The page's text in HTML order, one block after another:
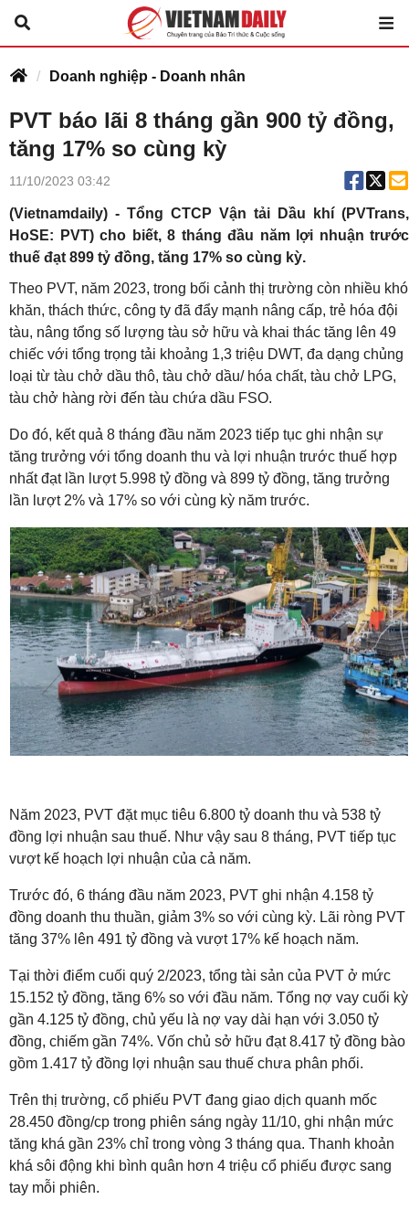
Doanh nghiệp - Doanh nhân
PVT báo lãi 8 tháng gần 900 tỷ đồng,
tăng 17% so cùng kỳ
11/10/2023 03:42
(Vietnamdaily) - Tổng CTCP Vận tải Dầu khí (PVTrans,
HoSE: PVT) cho biết, 8 tháng đầu năm lợi nhuận trước
thuế đạt 899 tỷ đồng, tăng 17% so cùng kỳ.
Theo PVT, năm 2023, trong bối cảnh thị trường còn nhiều khó
khăn, thách thức, công ty đã đẩy mạnh nâng cấp, trẻ hóa đội
tàu, nâng tổng số lượng tàu sở hữu và khai thác tăng lên 49
chiếc với tổng trọng tải khoảng 1,3 triệu DWT, đa dạng chủng
loại từ tàu chở dầu thô, tàu chở dầu/ hóa chất, tàu chở LPG,
tàu chở hàng rời đến tàu chứa dầu FSO.
Do đó, kết quả 8 tháng đầu năm 2023 tiếp tục ghi nhận sự
tăng trưởng với tổng doanh thu và lợi nhuận trước thuế hợp
nhất đạt lần lượt 5.998 tỷ đồng và 899 tỷ đồng, tăng trưởng
lần lượt 2% và 17% so với cùng kỳ năm trước.
Năm 2023, PVT đặt mục tiêu 6.800 tỷ doanh thu và 538 tỷ
đồng lợi nhuận sau thuế. Như vậy sau 8 tháng, PVT tiếp tục
vượt kế hoạch lợi nhuận của cả năm.
Trước đó, 6 tháng đầu năm 2023, PVT ghi nhận 4.158 tỷ
đồng doanh thu thuần, giảm 3% so với cùng kỳ. Lãi ròng PVT
tăng 37% lên 491 tỷ đồng và vượt 17% kế hoạch năm.
Tại thời điểm cuối quý 2/2023, tổng tài sản của PVT ở mức
15.152 tỷ đồng, tăng 6% so với đầu năm. Tổng nợ vay cuối kỳ
gần 4.125 tỷ đồng, chủ yếu là nợ vay dài hạn với 3.050 tỷ
đồng, chiếm gần 74%. Vốn chủ sở hữu đạt 8.417 tỷ đồng bào
gồm 1.417 tỷ đồng lợi nhuận sau thuế chưa phân phối.
Trên thị trường, cổ phiếu PVT đang giao dịch quanh mốc
28.450 đồng/cp trong phiên sáng ngày 11/10, ghi nhận mức
tăng khá gần 23% chỉ trong vòng 3 tháng qua. Thanh khoản
khá sôi động khi bình quân hơn 4 triệu cổ phiếu được sang
tay mỗi phiên.